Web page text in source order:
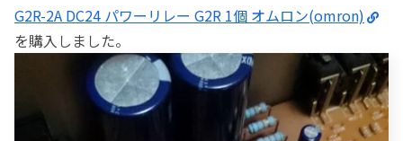
G2R-2A DC24 パワーリレー G2R 1個 オムロン(omron)
を購入しました。